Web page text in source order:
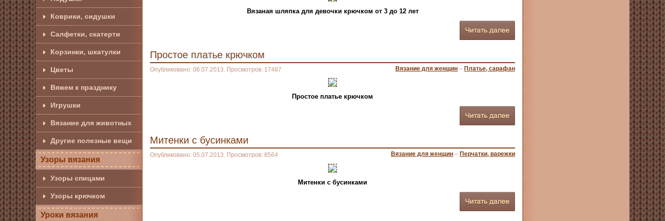
Коврики, сидушки
Салфетки, скатерти
Корзинки, шкатулки
Цветы
Вяжем к празднику
Игрушки
Вязание для животных
Другие полезные вещи
Узоры вязания
Узоры спицами
Узоры крючком
Уроки вязания
Вязаная шляпка для девочки крючком от 3 до 12 лет
Простое платье крючком
Опубликовано: 06.07.2013. Просмотров: 17487 Вязание для женщин – Платье, сарафан
Простое платье крючком
Митенки с бусинками
Опубликовано: 05.07.2013. Просмотров: 8564 Вязание для женщин – Перчатки, варежки
Митенки с бусинками